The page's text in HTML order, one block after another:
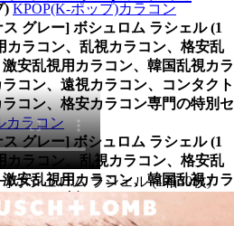
) KPOP(K-ポップ)カラコン
グレー] ボシュロム ラシェル (1
カラコン、乱視カラコン、格安乱
安乱視用カラコン、韓国乱視カラ
コン、遠視カラコン、コンタクト
コン、格安カラコン専門の特別セ
カラコン
グレー] ボシュロム ラシェル (1
カラコン、乱視カラコン、格安乱
安乱視用カラコン、韓国乱視カラ
ラコン、遠視カラコン、コンタクト
ラコン、格安カラコン専門のオリジ